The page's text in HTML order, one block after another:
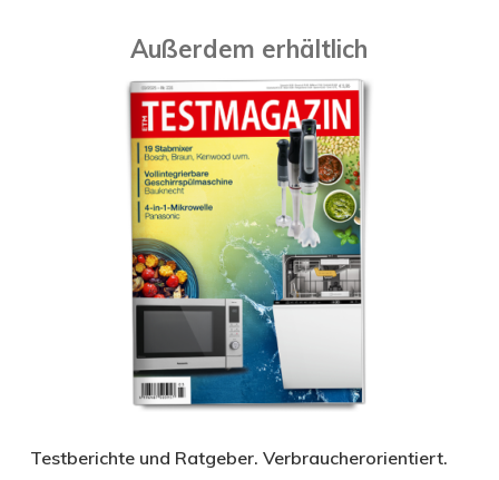
Außerdem erhältlich
Testberichte und Ratgeber. Verbraucherorientiert.